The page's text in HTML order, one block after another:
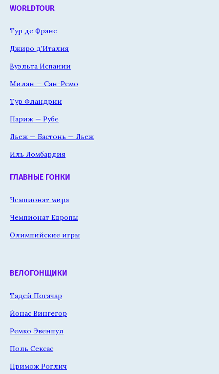
WORLDTOUR
Тур де Франс
Джиро д'Италия
Вуэльта Испании
Милан — Сан-Ремо
Тур Фландрии
Париж — Рубе
Льеж — Бастонь — Льеж
Иль Ломбардия
ГЛАВНЫЕ ГОНКИ
Чемпионат мира
Чемпионат Европы
Олимпийские игры
ВЕЛОГОНЩИКИ
Тадей Погачар
Йонас Вингегор
Ремко Эвенпул
Поль Сексас
Примож Роглич